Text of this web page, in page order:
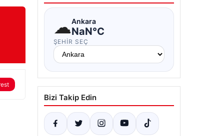
☁Ankara
NaN°C
ŞEHIR SEÇ
Bizi Takip Edin